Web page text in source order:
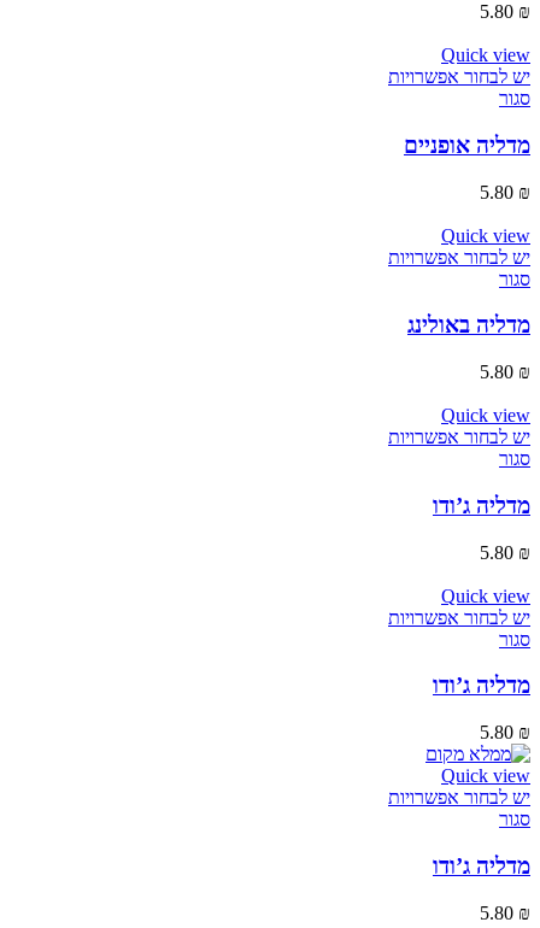
5.80 ₪
Quick view
יש לבחור אפשרויות
סגור
מדליה אופניים
5.80 ₪
Quick view
יש לבחור אפשרויות
סגור
מדליה באולינג
5.80 ₪
Quick view
יש לבחור אפשרויות
סגור
מדליה ג’ודו
5.80 ₪
Quick view
יש לבחור אפשרויות
סגור
מדליה ג’ודו
5.80 ₪
Quick view
יש לבחור אפשרויות
סגור
מדליה ג’ודו
5.80 ₪